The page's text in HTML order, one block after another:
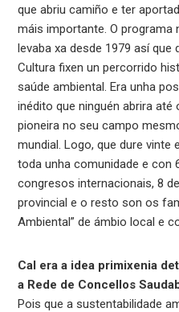
que abriu camiño e ter
máis importante. O programa
levaba xa desde 1979 así
Cultura fixen un percorrido
saúde ambiental. Era unha
inédito que ninguén abrira
pioneira no seu campo
mundial. Logo, que dure vinte
toda unha comunidade e con
congresos internacionais, 8
provincial e o resto son os
Ambiental” de ámbio local e
Cal era a idea primixenia
a Rede de Concellos
Pois que a sustentabilidade